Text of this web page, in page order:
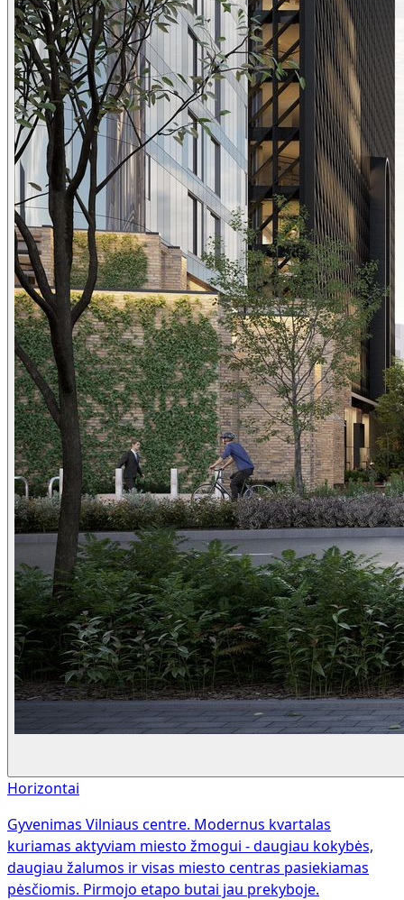
Horizontai
Gyvenimas Vilniaus centre. Modernus kvartalas
kuriamas aktyviam miesto žmogui - daugiau kokybės,
daugiau žalumos ir visas miesto centras pasiekiamas
pėsčiomis. Pirmojo etapo butai jau prekyboje.